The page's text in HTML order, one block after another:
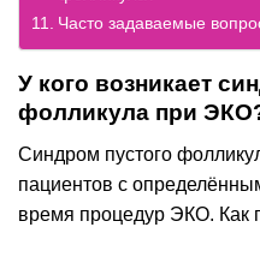
Часто задаваемые
У кого возникает
фолликула при
Синдром пустого
пациентов с
время процедур ЭКО. Как